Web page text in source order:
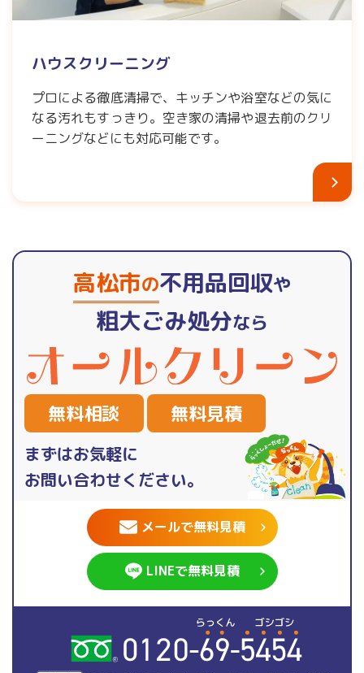
ハウスクリーニング
プロによる徹底清掃で、キッチンや浴室などの気に
なる汚れもすっきり。空き家の清掃や退去前のクリ
ーニングなどにも対応可能です。
高松市の不用品回収や
粗大ごみ処分なら
無料相談 無料見積
まずはお気軽に
お問い合わせください。
メールで無料見積
LINEで無料見積